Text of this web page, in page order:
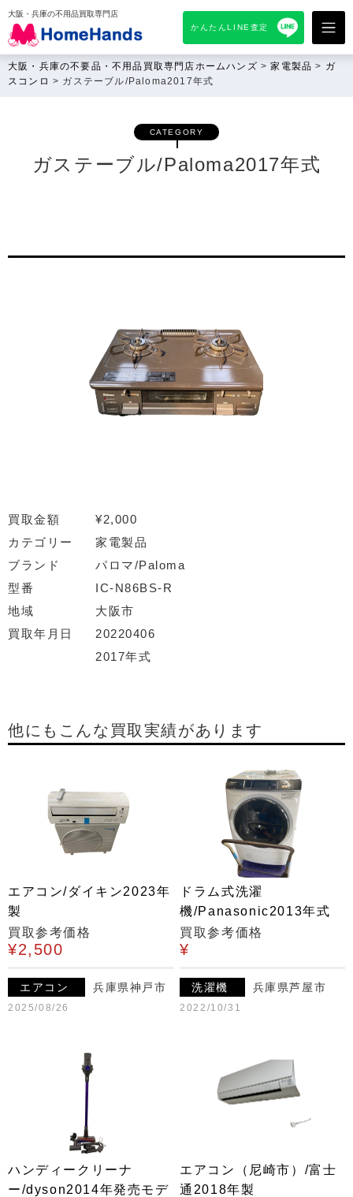
大阪・兵庫の不用品買取専門店
かんたんLINE査定
大阪・兵庫の不要品・不用品買取専門店ホームハンズ >家電製品 > ガ
スコンロ > ガステーブル/Paloma2017年式
CATEGORY
ガステーブル/Paloma2017年式
買取金額
¥2,000
カテゴリー
家電製品
ブランド
パロマ/Paloma
型番
IC-N86BS-R
地域
大阪市
買取年月日
20220406
2017年式
他にもこんな買取実績があります
エアコン/ダイキン2023年
製
買取参考価格
¥2,500
エアコン 兵庫県神戸市
2025/08/26
ドラム式洗濯
機/Panasonic2013年式
買取参考価格
¥
洗濯機 兵庫県芦屋市
2022/10/31
ハンディークリーナ
ー/dyson2014年発売モデ
エアコン（尼崎市）/富士
通2018年製